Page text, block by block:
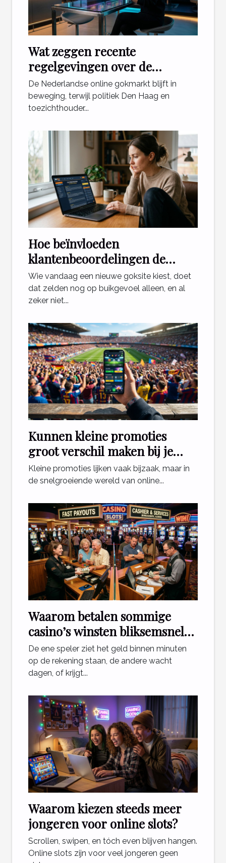
Wat zeggen recente
regelgevingen over de
toekomst van online casino's in
Nederland?
De Nederlandse online gokmarkt blijft in
beweging, terwijl politiek Den Haag en
toezichthouder...
Hoe beïnvloeden
klantenbeoordelingen de
keuze voor een goksite?
Wie vandaag een nieuwe goksite kiest, doet
dat zelden nog op buikgevoel alleen, en al
zeker niet...
Kunnen kleine promoties
groot verschil maken bij je
sportweddenschappen?
Kleine promoties lijken vaak bijzaak, maar in
de snelgroeiende wereld van online...
Waarom betalen sommige
casino’s winsten bliksemsnel
uit en andere niet?
De ene speler ziet het geld binnen minuten
op de rekening staan, de andere wacht
dagen, of krijgt...
Waarom kiezen steeds meer
jongeren voor online slots?
Scrollen, swipen, en tóch even blijven hangen.
Online slots zijn voor veel jongeren geen